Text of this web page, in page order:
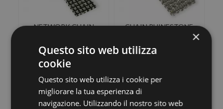
NETWORK CHAIN
BLACK-Silver (5 mm)-6...
€7,66
ADD TO CART
CHAIN RHINESTONE
NETWORK ALIVE 12
SS20 (5 mm) BLACK...
€12,28
ADD TO CART
×
Questo sito web utilizza
cookie
Questo sito web utilizza i cookie per
migliorare la tua esperienza di
navigazione. Utilizzando il nostro sito web